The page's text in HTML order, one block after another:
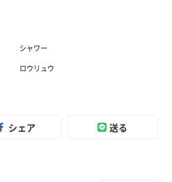
シャワー
ロウリュウ
シェア 送る